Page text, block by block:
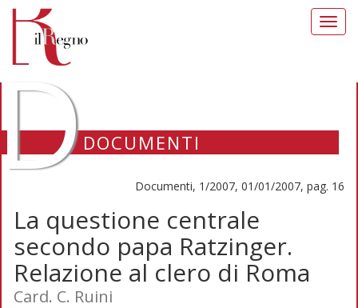
DOCUMENTI
Documenti, 1/2007, 01/01/2007, pag. 16
La questione centrale
secondo papa Ratzinger.
Relazione al clero di Roma
Card. C. Ruini